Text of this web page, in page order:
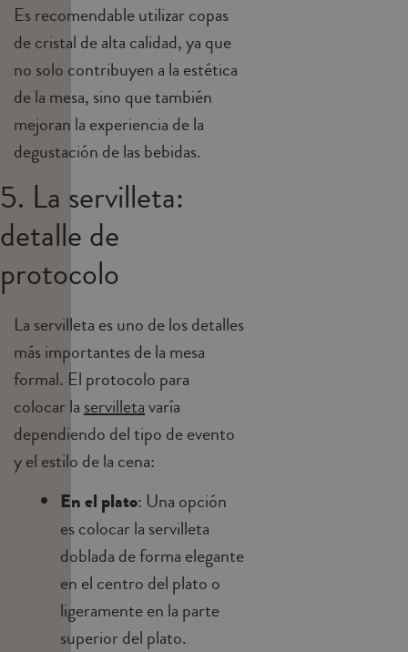
Es recomendable utilizar copas
de cristal de alta calidad, ya que
no solo contribuyen a la estética
de la mesa, sino que también
mejoran la experiencia de la
degustación de las bebidas.
5. La servilleta:
detalle de
protocolo
La servilleta es uno de los detalles
más importantes de la mesa
formal. El protocolo para
colocar la servilletavaría
dependiendo del tipo de evento
y el estilo de la cena:
En el plato: Una opción
es colocar la servilleta
doblada de forma elegante
en el centro del plato o
ligeramente en la parte
superior del plato.